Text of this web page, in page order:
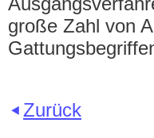
große Zahl von
Zurück